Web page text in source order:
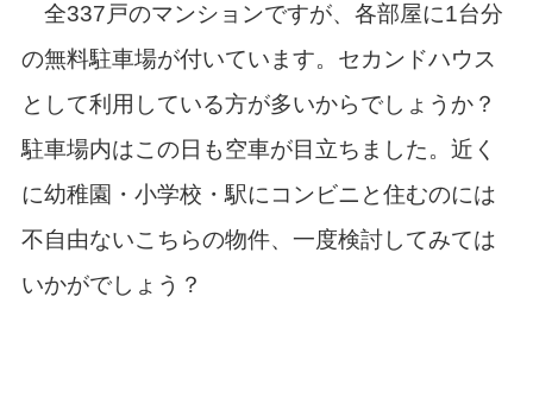
全337戸のマンションですが、各部屋に1台分
の無料駐車場が付いています。セカンドハウス
として利用している方が多いからでしょうか？
駐車場内はこの日も空車が目立ちました。近く
に幼稚園・小学校・駅にコンビニと住むのには
不自由ないこちらの物件、一度検討してみては
いかがでしょう？